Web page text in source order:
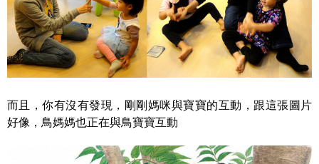
而且，你有沒有發現，剛剛媽咪與寶寶的互動，跟這張圖片
好像，鳥媽媽也正在與鳥寶寶互動